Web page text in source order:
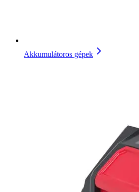
Akkumulátoros gépek